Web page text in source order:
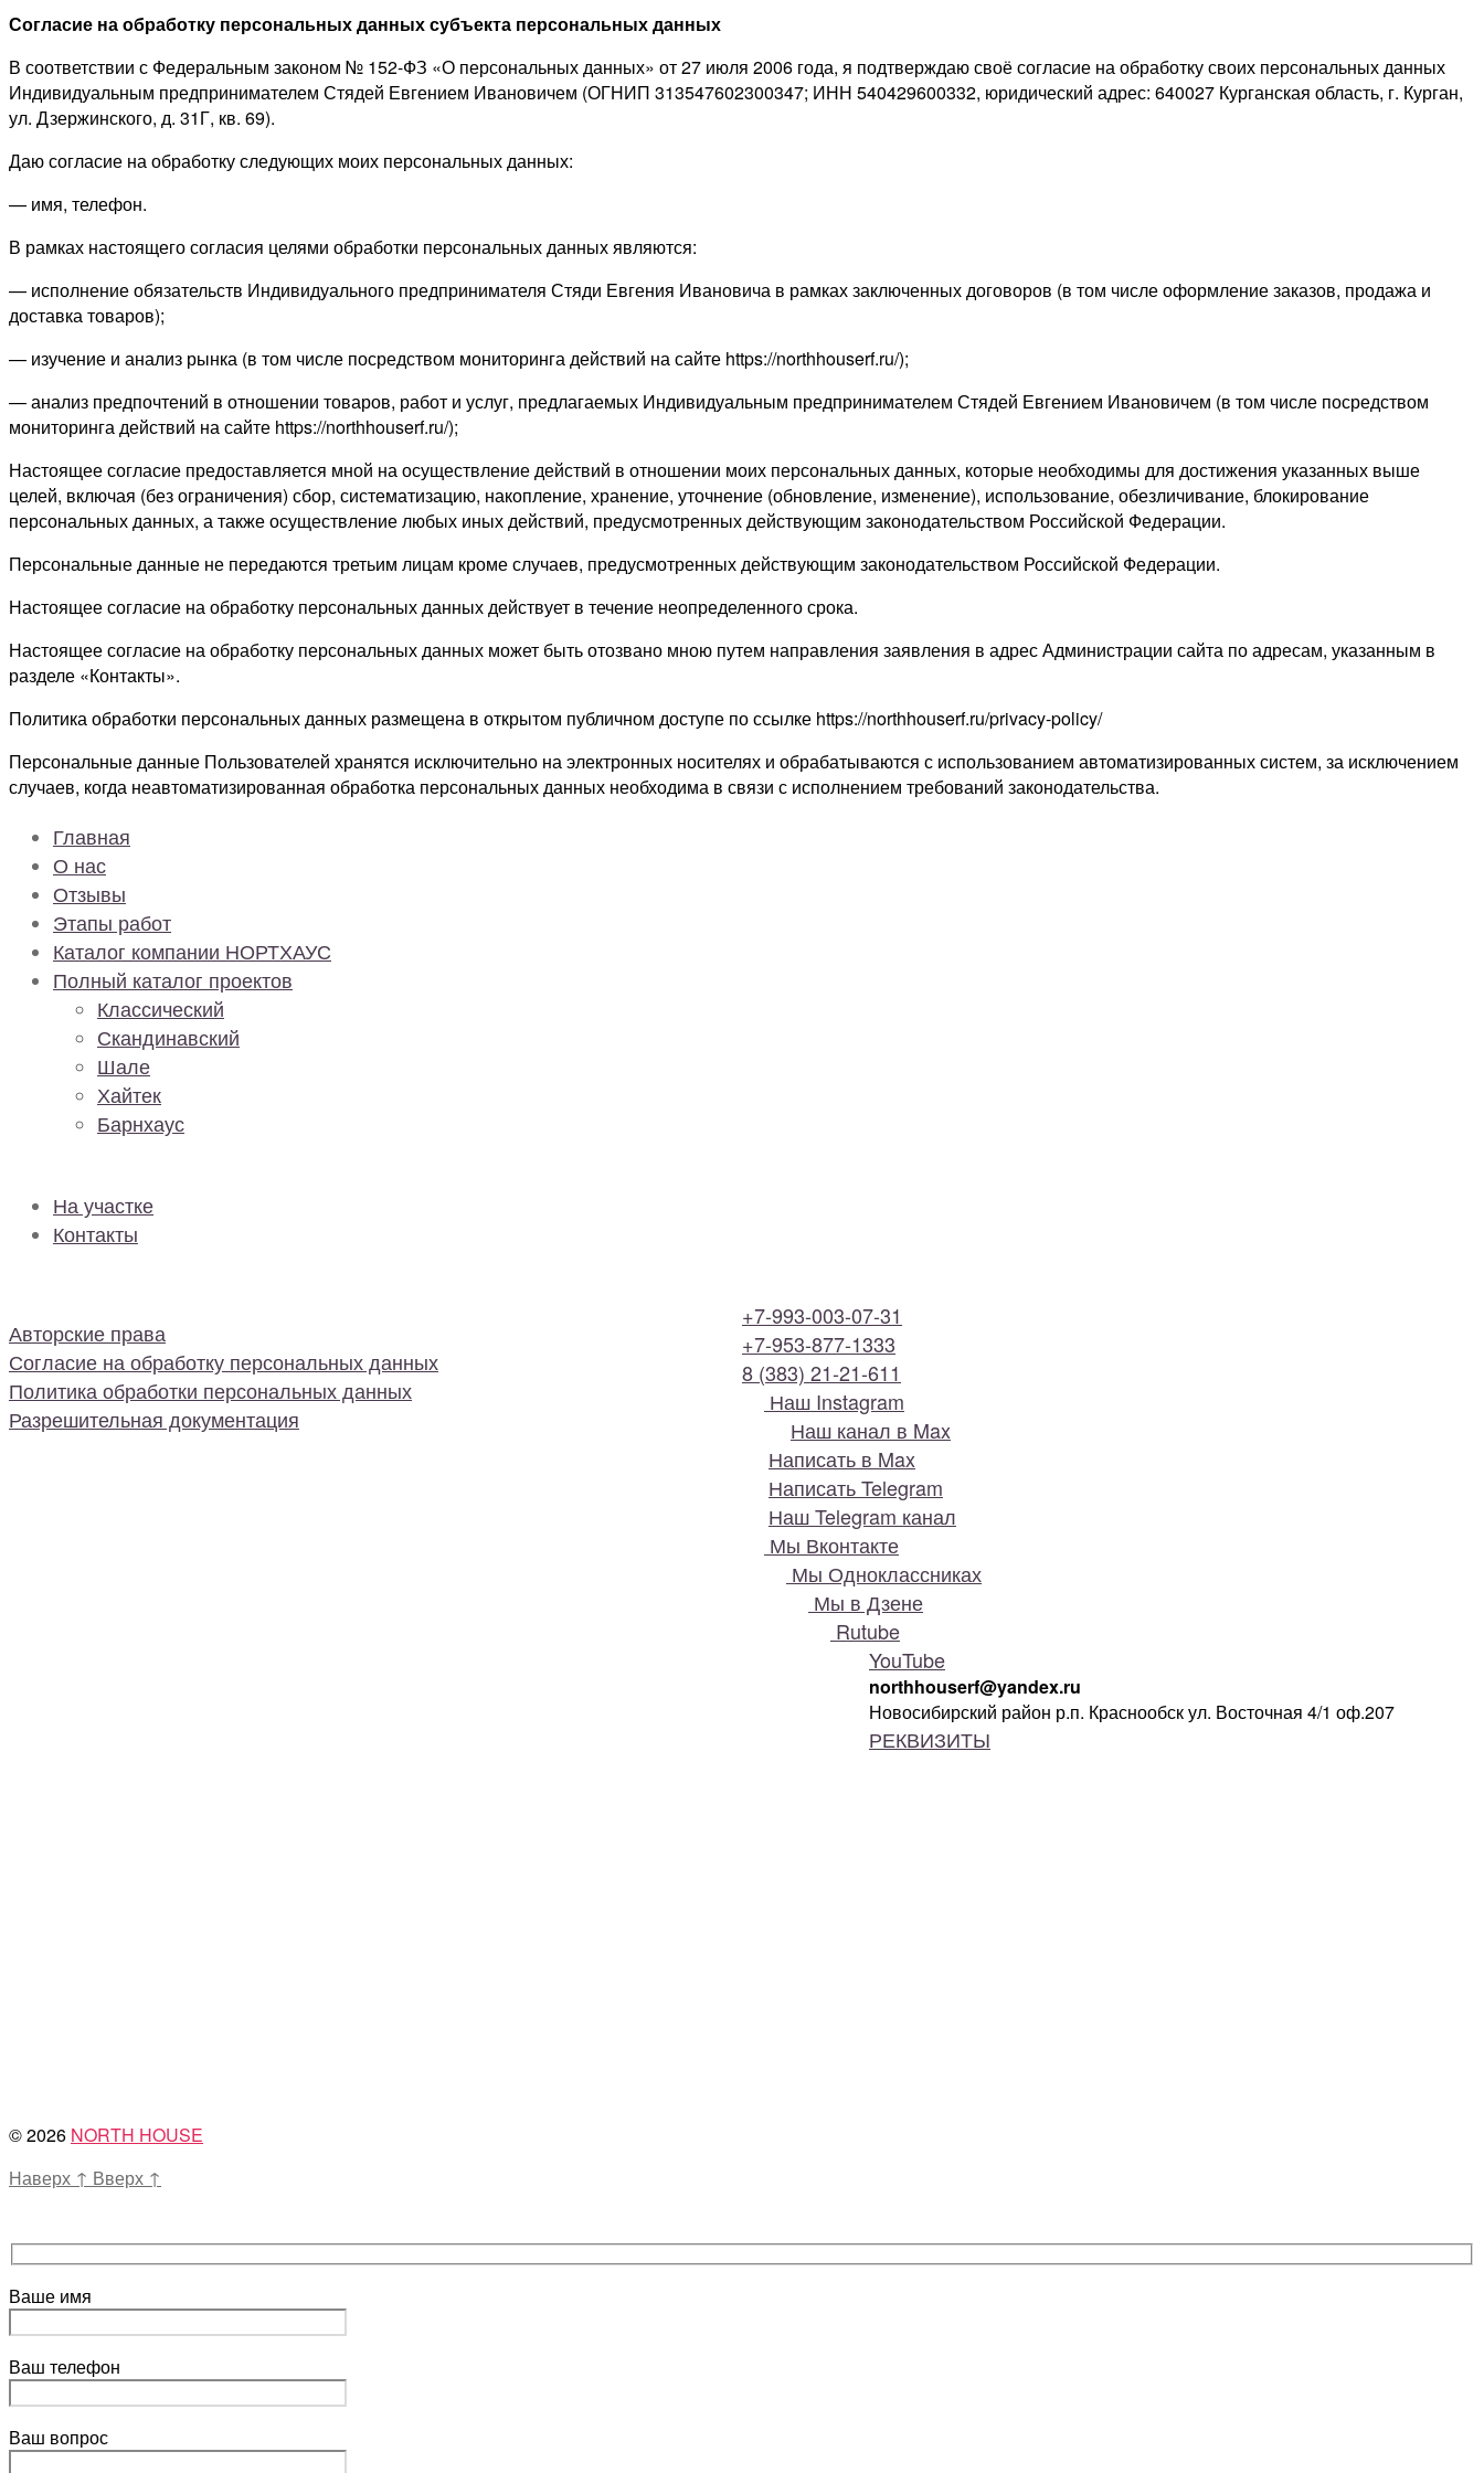
Согласие на обработку персональных данных субъекта персональных данных
В соответствии с Федеральным законом № 152-ФЗ «О персональных данных» от 27 июля 2006 года, я подтверждаю своё согласие на обработку своих персональных данных
Индивидуальным предпринимателем Стядей Евгением Ивановичем (ОГНИП 313547602300347; ИНН 540429600332, юридический адрес: 640027 Курганская область, г. Курган,
ул. Дзержинского, д. 31Г, кв. 69).
Даю согласие на обработку следующих моих персональных данных:
— имя, телефон.
В рамках настоящего согласия целями обработки персональных данных являются:
— исполнение обязательств Индивидуального предпринимателя Стяди Евгения Ивановича в рамках заключенных договоров (в том числе оформление заказов, продажа и
доставка товаров);
— изучение и анализ рынка (в том числе посредством мониторинга действий на сайте https://northhouserf.ru/);
— анализ предпочтений в отношении товаров, работ и услуг, предлагаемых Индивидуальным предпринимателем Стядей Евгением Ивановичем (в том числе посредством
мониторинга действий на сайте https://northhouserf.ru/);
Настоящее согласие предоставляется мной на осуществление действий в отношении моих персональных данных, которые необходимы для достижения указанных выше
целей, включая (без ограничения) сбор, систематизацию, накопление, хранение, уточнение (обновление, изменение), использование, обезличивание, блокирование
персональных данных, а также осуществление любых иных действий, предусмотренных действующим законодательством Российской Федерации.
Персональные данные не передаются третьим лицам кроме случаев, предусмотренных действующим законодательством Российской Федерации.
Настоящее согласие на обработку персональных данных действует в течение неопределенного срока.
Настоящее согласие на обработку персональных данных может быть отозвано мною путем направления заявления в адрес Администрации сайта по адресам, указанным в
разделе «Контакты».
Политика обработки персональных данных размещена в открытом публичном доступе по ссылке https://northhouserf.ru/privacy-policy/
Персональные данные Пользователей хранятся исключительно на электронных носителях и обрабатываются с использованием автоматизированных систем, за исключением
случаев, когда неавтоматизированная обработка персональных данных необходима в связи с исполнением требований законодательства.
Главная
О нас
Отзывы
Этапы работ
Каталог компании НОРТХАУС
Полный каталог проектов
Классический
Скандинавский
Шале
Хайтек
Барнхаус
На участке
Контакты
Авторские права
Согласие на обработку персональных данных
Политика обработки персональных данных
Разрешительная документация
+7-993-003-07-31
+7-953-877-1333
8 (383) 21-21-611
Наш Instagram
Наш канал в Max
Написать в Max
Написать Telegram
Наш Telegram канал
Мы Вконтакте
Мы Одноклассниках
Мы в Дзене
Rutube
YouTube
northhouserf@yandex.ru
Новосибирский район р.п. Краснообск ул. Восточная 4/1 оф.207
РЕКВИЗИТЫ
© 2026 NORTH HOUSE
Наверх ↑ Вверх ↑
Ваше имя
Ваш телефон
Ваш вопрос